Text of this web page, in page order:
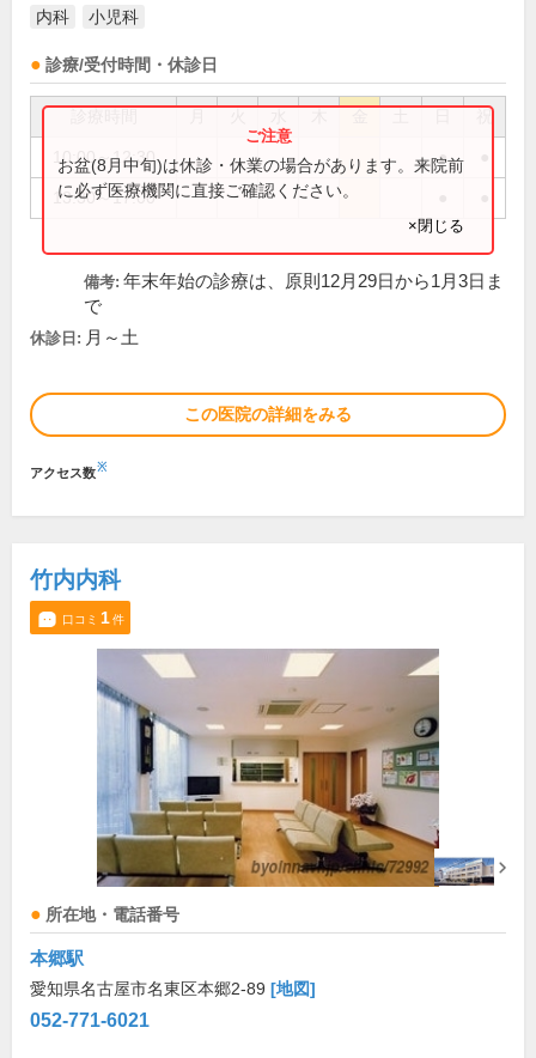
内科 小児科
診療/受付時間・休診日
祝
10:00～12:30 ●
13:30～17:00
お盆(8月中旬)は休診・休業の場合があります。来院前
に必ず医療機関に直接ご確認ください。
×閉じる
備考: 年末年始の診療は、原則12月29日から1月3日ま
で
休診日: 月～土
この医院の詳細をみる
アクセス数※
竹内内科
口コミ 1件
所在地・電話番号
本郷駅
愛知県名古屋市名東区本郷2-89 [地図]
052-771-6021